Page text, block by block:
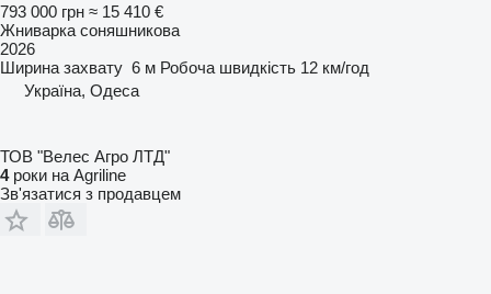
793 000 грн ≈ 15 410 €
Жниварка соняшникова
2026
Ширина захвату 6 м Робоча швидкість 12 км/год
Україна, Одеса
ТОВ "Велес Агро ЛТД"
4роки на Agriline
Зв'язатися з продавцем